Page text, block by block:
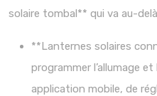
solaire tombal** qui va au-
**Lanternes solaires
programmer l’allumage
application mobile, de